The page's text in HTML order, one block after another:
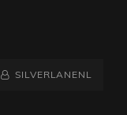
NAAMREGEL
BYLINE
SILVERLANENL